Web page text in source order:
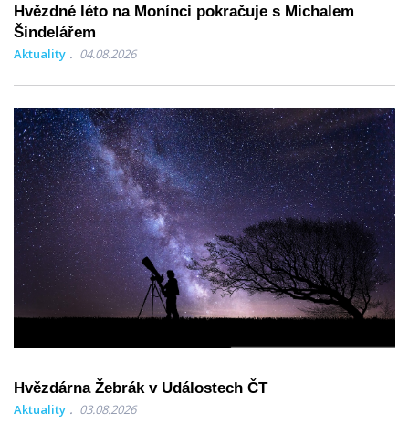
Hvězdné léto na Monínci pokračuje s Michalem
Šindelářem
Aktuality 04.08.2026
Hvězdárna Žebrák v Událostech ČT
Aktuality 03.08.2026